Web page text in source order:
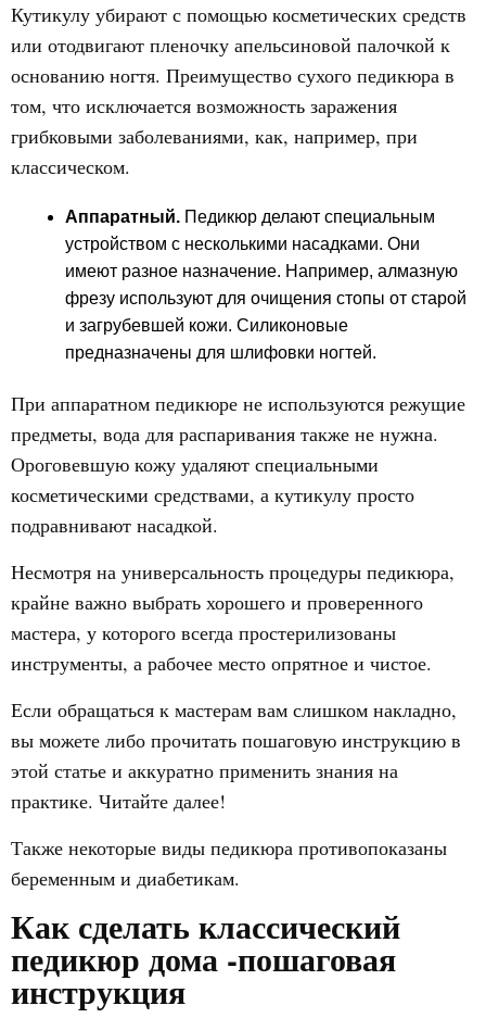
Кутикулу убирают с помощью косметических средств
или отодвигают пленочку апельсиновой палочкой к
основанию ногтя. Преимущество сухого педикюра в
том, что исключается возможность заражения
грибковыми заболеваниями, как, например, при
классическом.
Аппаратный. Педикюр делают специальным
устройством с несколькими насадками. Они
имеют разное назначение. Например, алмазную
фрезу используют для очищения стопы от старой
и загрубевшей кожи. Силиконовые
предназначены для шлифовки ногтей.
При аппаратном педикюре не используются режущие
предметы, вода для распаривания также не нужна.
Ороговевшую кожу удаляют специальными
косметическими средствами, а кутикулу просто
подравнивают насадкой.
Несмотря на универсальность процедуры педикюра,
крайне важно выбрать хорошего и проверенного
мастера, у которого всегда простерилизованы
инструменты, а рабочее место опрятное и чистое.
Если обращаться к мастерам вам слишком накладно,
вы можете либо прочитать пошаговую инструкцию в
этой статье и аккуратно применить знания на
практике. Читайте далее!
Также некоторые виды педикюра противопоказаны
беременным и диабетикам.
Как сделать классический
педикюр дома -пошаговая
инструкция